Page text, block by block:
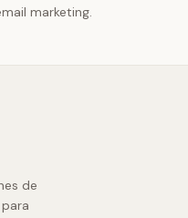
marketing.
de